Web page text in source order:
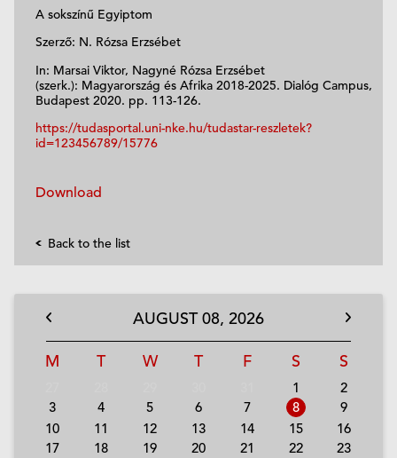
A sokszínű Egyiptom
Szerző: N. Rózsa Erzsébet
In: Marsai Viktor, Nagyné Rózsa Erzsébet
(szerk.): Magyarország és Afrika 2018-2025. Dialóg Campus,
Budapest 2020. pp. 113-126.
https://tudasportal.uni-nke.hu/tudastar-reszletek?
id=123456789/15776
Download
Back to the list
AUGUST08, 2026
M T W T F S S
1
2
3
4 5 6 7 8
9
10
11 12 13 14 15
16
17
18 19 20 21 22
23